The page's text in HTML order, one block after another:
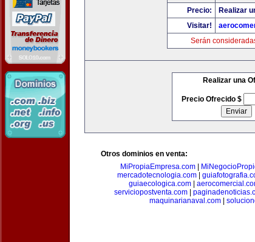
Precio:
Realizar
Visitar!
Serán
Realizar una
Precio Ofrecido $
Otros dominios en venta:
MiPropiaEmpresa.com
mercadotecnologia.com
guiaecologica.com|
serviciopostventa.com
maquinarianaval.com|